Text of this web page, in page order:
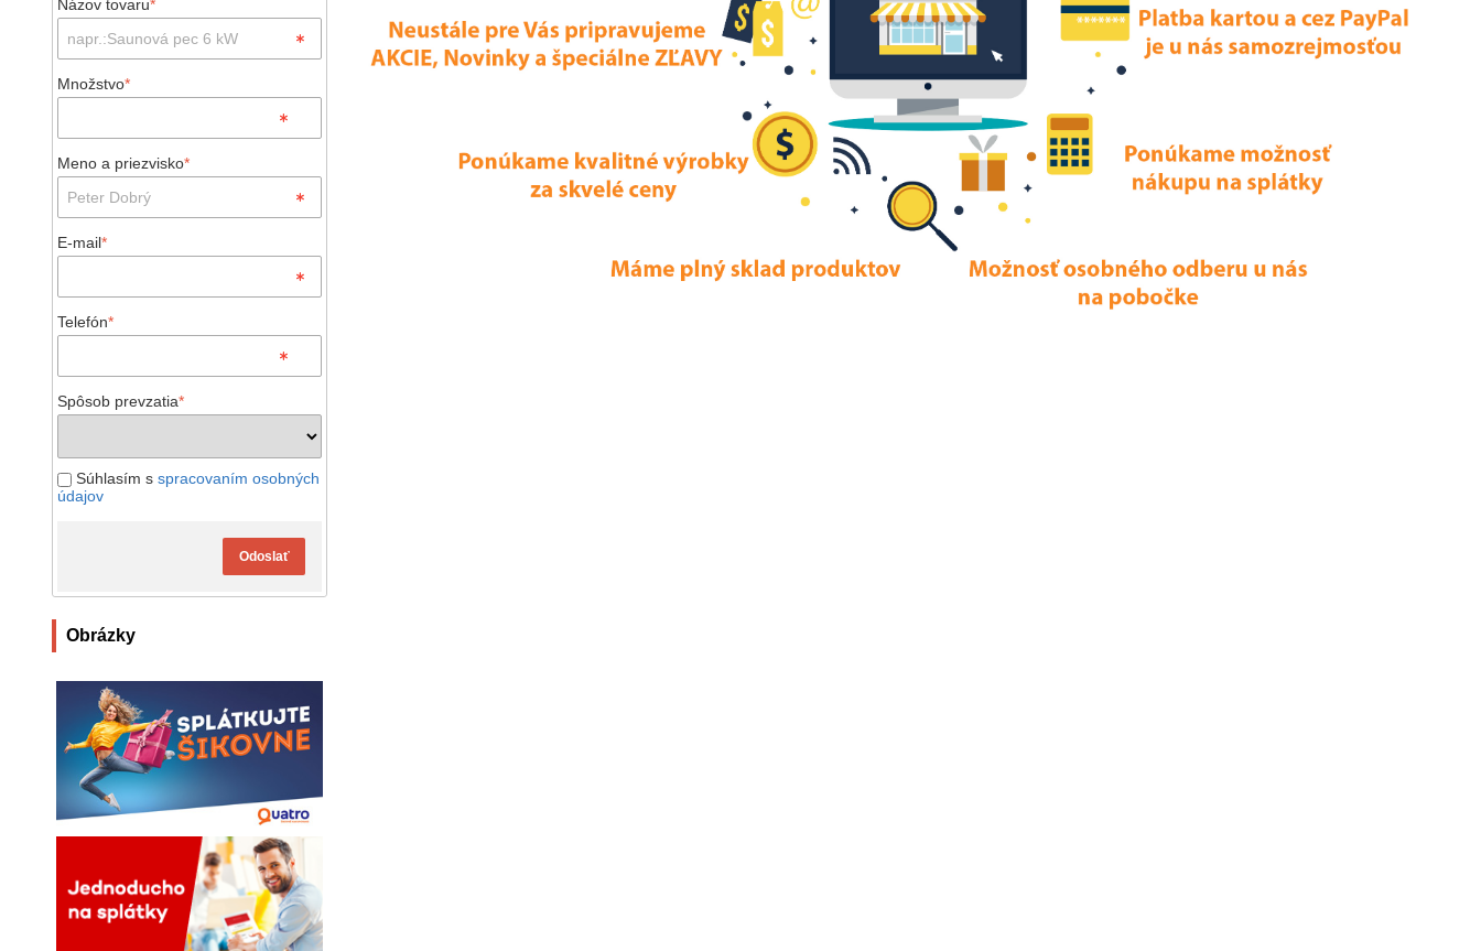
Názov tovaru*
Množstvo*
Meno a priezvisko*
E-mail*
Telefón*
Spôsob prevzatia*
Súhlasím s spracovaním osobných
údajov
Odoslať
Obrázky